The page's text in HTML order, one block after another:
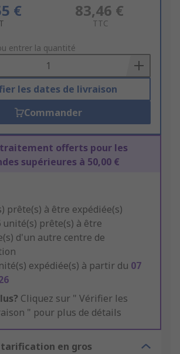
€ 83,46 €
TTC
entrer la quantité
les dates de livraison
Commander
traitement offerts pour les
supérieures à 50,00 €
prête(s) à être expédiée(s)
unité(s) prête(s) à être
d'un autre centre de
expédiée(s) à partir du 07
Cliquez sur " Vérifier les
" pour plus de détails
en gros